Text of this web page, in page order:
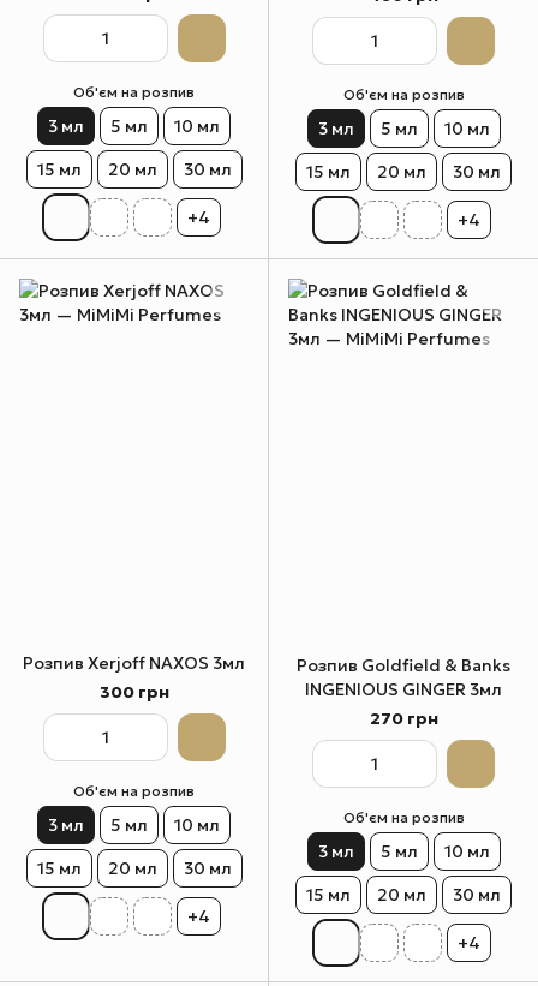
Об'єм на розпив
3 мл 5 мл
10 мл
15 мл
20 мл 30 мл
+4
Об'єм на розпив
3 мл 5 мл
10 мл
15 мл
20 мл 30 мл
+4
Розпив Xerjoff NAXOS 3мл
300 грн
Об'єм на розпив
3 мл 5 мл
10 мл
15 мл
20 мл 30 мл
+4
Розпив Goldfield & Banks
INGENIOUS GINGER 3мл
270 грн
Об'єм на розпив
3 мл 5 мл
10 мл
15 мл
20 мл 30 мл
+4